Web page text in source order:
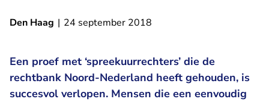
Den Haag | 24 september 2018
Een proef met ‘spreekuurrechters’ die de
rechtbank Noord-Nederland heeft gehouden, is
succesvol verlopen. Mensen die een eenvoudig